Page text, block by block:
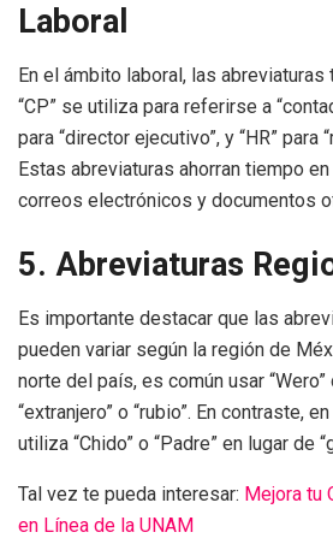
Laboral
En el ámbito laboral, las
“CP” se utiliza para referirse a
para “director ejecutivo”, y “HR” para
Estas abreviaturas ahorran tiempo
correos electrónicos y documentos
5. Abreviaturas
Es importante destacar que las
pueden variar según la región de
norte del país, es común usar “Wero”
“extranjero” o “rubio”. En contraste,
utiliza “Chido” o “Padre” en lugar de
Tal vez te pueda interesar: Mejora tu
en Línea de la UNAM